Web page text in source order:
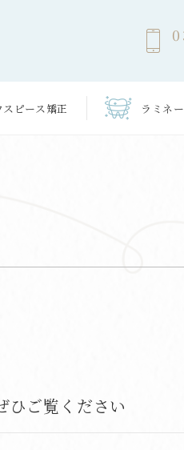
スピース矯正 ラミネ
ひご覧ください